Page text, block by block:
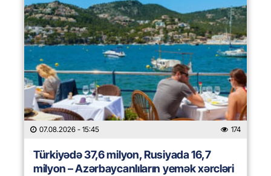
07.08.2026 - 15:45 174
Türkiyədə 37,6 milyon, Rusiyada 16,7
milyon – Azərbaycanlıların yemək xərcləri